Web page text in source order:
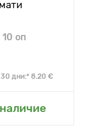
10 оп
дни:* 8.20 €